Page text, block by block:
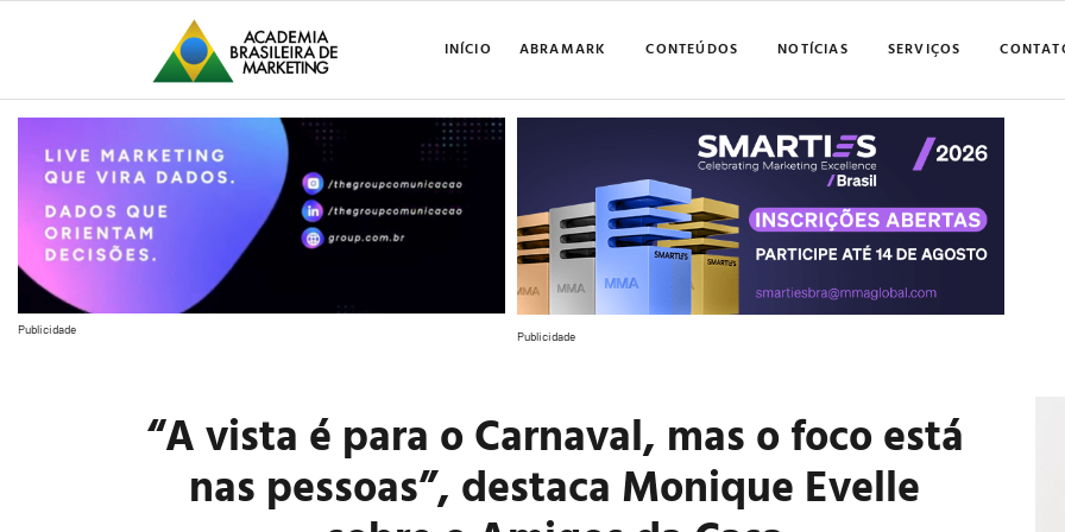
INÍCIO ABRAMARK CONTEÚDOS NOTÍCIAS SERVIÇOS
Publicidade Publicidade
“A vista é para o Carnaval, mas o foco está
nas pessoas”, destaca Monique Evelle